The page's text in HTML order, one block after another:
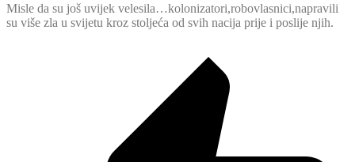
Misle da su još uvijek velesila…kolonizatori,robovlasnici,napravili
su više zla u svijetu kroz stoljeća od svih nacija prije i poslije njih.